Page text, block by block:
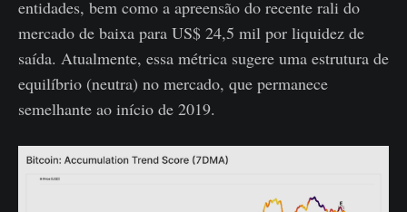
entidades, bem como a apreensão do recente rali do
mercado de baixa para US$ 24,5 mil por liquidez de
saída. Atualmente, essa métrica sugere uma estrutura de
equilíbrio (neutra) no mercado, que permanece
semelhante ao início de 2019.